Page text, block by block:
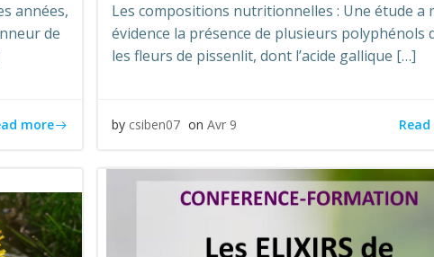
années,
de
more
Les compositions nutritionnelles : Une étude a
évidence la présence de plusieurs polyphénols
les fleurs de pissenlit, dont l’acide gallique […]
by csiben07 onAvr 9